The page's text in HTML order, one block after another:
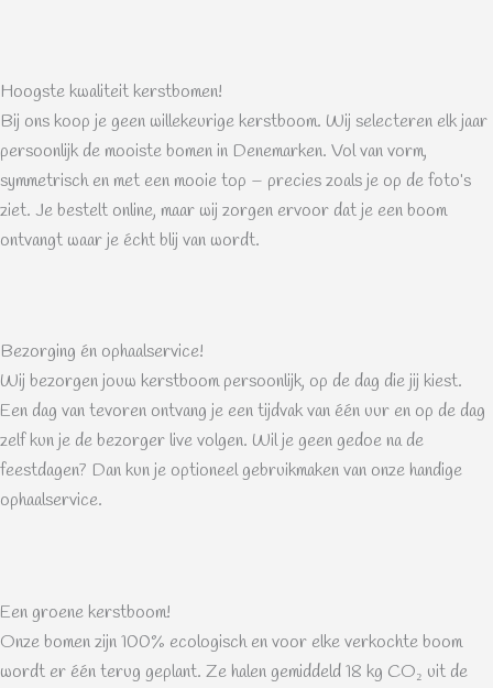
Hoogste kwaliteit kerstbomen!
Bij ons koop je geen willekeurige kerstboom. Wij selecteren elk jaar
persoonlijk de mooiste bomen in Denemarken. Vol van vorm,
symmetrisch en met een mooie top – precies zoals je op de foto’s
ziet. Je bestelt online, maar wij zorgen ervoor dat je een boom
ontvangt waar je écht blij van wordt.
Bezorging én ophaalservice!
Wij bezorgen jouw kerstboom persoonlijk, op de dag die jij kiest.
Een dag van tevoren ontvang je een tijdvak van één uur en op de dag
zelf kun je de bezorger live volgen. Wil je geen gedoe na de
feestdagen? Dan kun je optioneel gebruikmaken van onze handige
ophaalservice.
Een groene kerstboom!
Onze bomen zijn 100% ecologisch en voor elke verkochte boom
wordt er één terug geplant. Ze halen gemiddeld 18 kg CO₂ uit de